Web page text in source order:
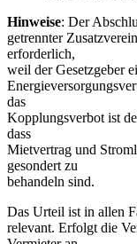
Hinweise: Der
getrennter
erforderlich,
weil der Gesetzgeber
das
Kopplungsverbot ist
dass
Mietvertrag und
gesondert zu
behandeln sind.
Das Urteil ist in allen
relevant. Erfolgt die